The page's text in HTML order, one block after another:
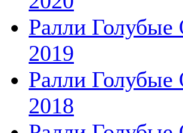
Ралли Голубые
2019
Ралли Голубые
2018